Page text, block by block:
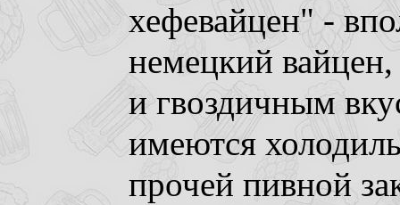
хефевайцен" -
немецкий
и гвоздичным
имеются
прочей пивной